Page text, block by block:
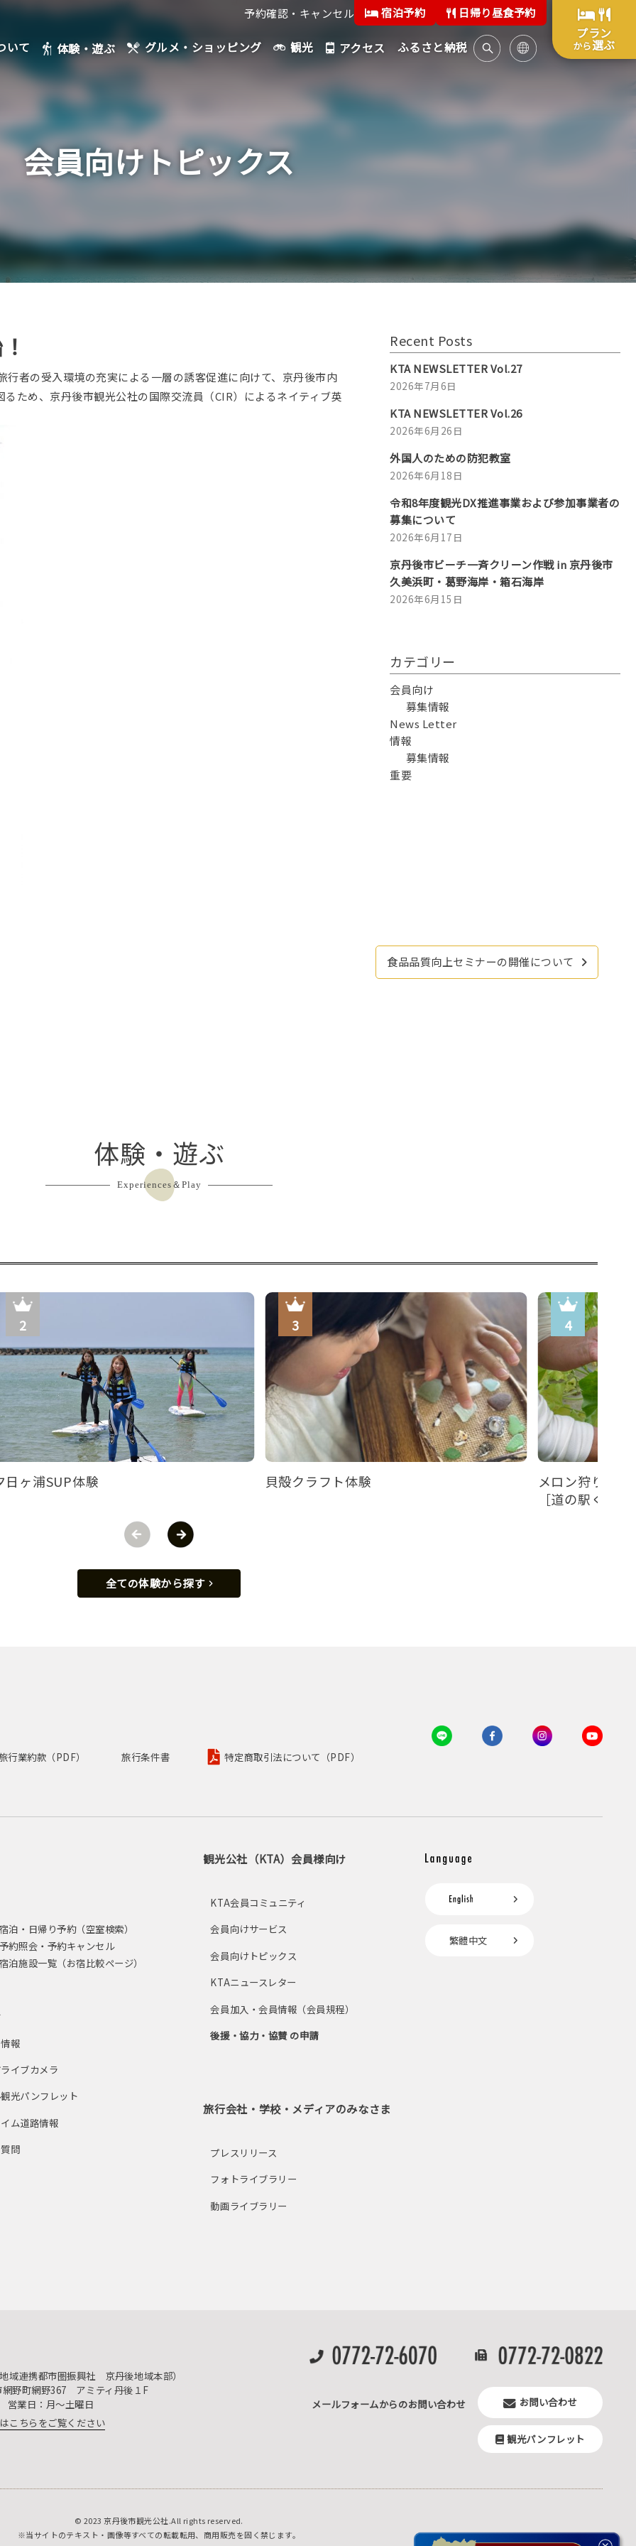
予約確認・キャンセル 宿泊予約 日帰り昼食予約
いて 体験・遊ぶ グルメ・ショッピング 観光 アクセス ふるさと納税
プラン
から選ぶ
会員向けトピックス
者の受入環境の充実による一層の誘客促進に向けて、京丹後市内
ため、京丹後市観光公社の国際交流員（CIR）によるネイティブ英
Recent Posts
KTA NEWSLETTER Vol.27
2026年7月6日
KTA NEWSLETTER Vol.26
2026年6月26日
外国人のための防犯教室
2026年6月18日
令和8年度観光DX推進事業および参加事業者の
募集について
2026年6月17日
京丹後市ビーチ一斉クリーン作戦 in 京丹後市
久美浜町・葛野海岸・箱石海岸
2026年6月15日
カテゴリー
会員向け
募集情報
News Letter
情報
募集情報
重要
食品品質向上セミナーの開催について
体験・遊ぶ
Experiences＆Play
日ヶ浦SUP体験 貝殻クラフト体験
メロン狩り体験
［道の駅くみ
全ての体験から探す
行業約款（PDF） 旅行条件書 特定商取引法について（PDF）
泊・日帰り予約（空室検索）
約照会・予約キャンセル
泊施設一覧（お宿比較ページ）
報
イブカメラ
光パンフレット
ム道路情報
問
観光公社（KTA）会員様向け
KTA会員コミュニティ
会員向けサービス
会員向けトピックス
KTAニュースレター
会員加入・会員情報（会員規程）
後援・協力・協賛 の申請
旅行会社・学校・メディアのみなさま
プレスリリース
フォトライブラリー
動画ライブラリー
繁體中文
域連携都市圏振興社 京丹後地域本部）
網野町網野367 アミティ丹後１F
業日：月～土曜日
こちらをご覧ください
メールフォームからのお問い合わせ お問い合わせ
観光パンフレット
© 2023 京丹後市観光公社.All rights reserved.
※当サイトのテキスト・画像等すべての転載転用、商用販売を固く禁じます。